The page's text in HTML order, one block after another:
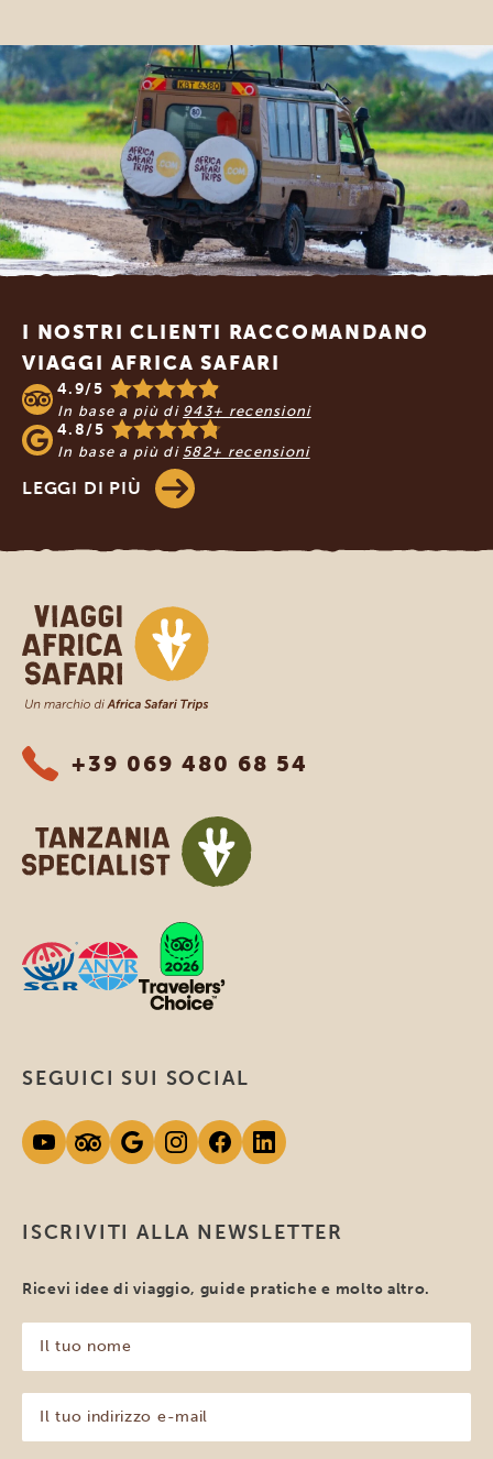
I NOSTRI CLIENTI RACCOMANDANO
VIAGGI AFRICA SAFARI
4.9/5
In base a più di 943+ recensioni
4.8/5
In base a più di 582+ recensioni
LEGGI DI PIÙ
Viaggi Africa Safari
+39 069 480 68 54
ISCRIVITI ALLA NEWSLETTER
Ricevi idee di viaggio, guide pratiche e molto altro.
tuo
nome
(Obbligatorio)
tuo
indirizzo
SEGUICI SUI SOCIAL